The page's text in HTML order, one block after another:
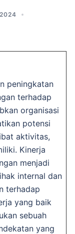
peningkatan
terhadap
organisasi
potensi
aktivitas,
Kinerja
menjadi
internal dan
terhadap
yang baik
sebuah
yang